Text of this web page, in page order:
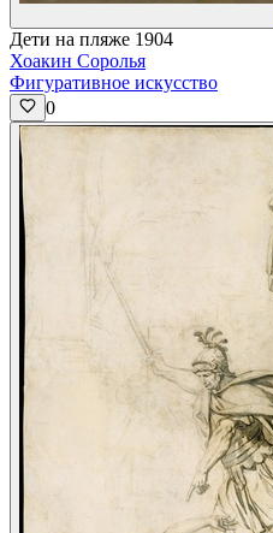
Дети на пляже 1904
Хоакин Соролья
Фигуративное искусство
0